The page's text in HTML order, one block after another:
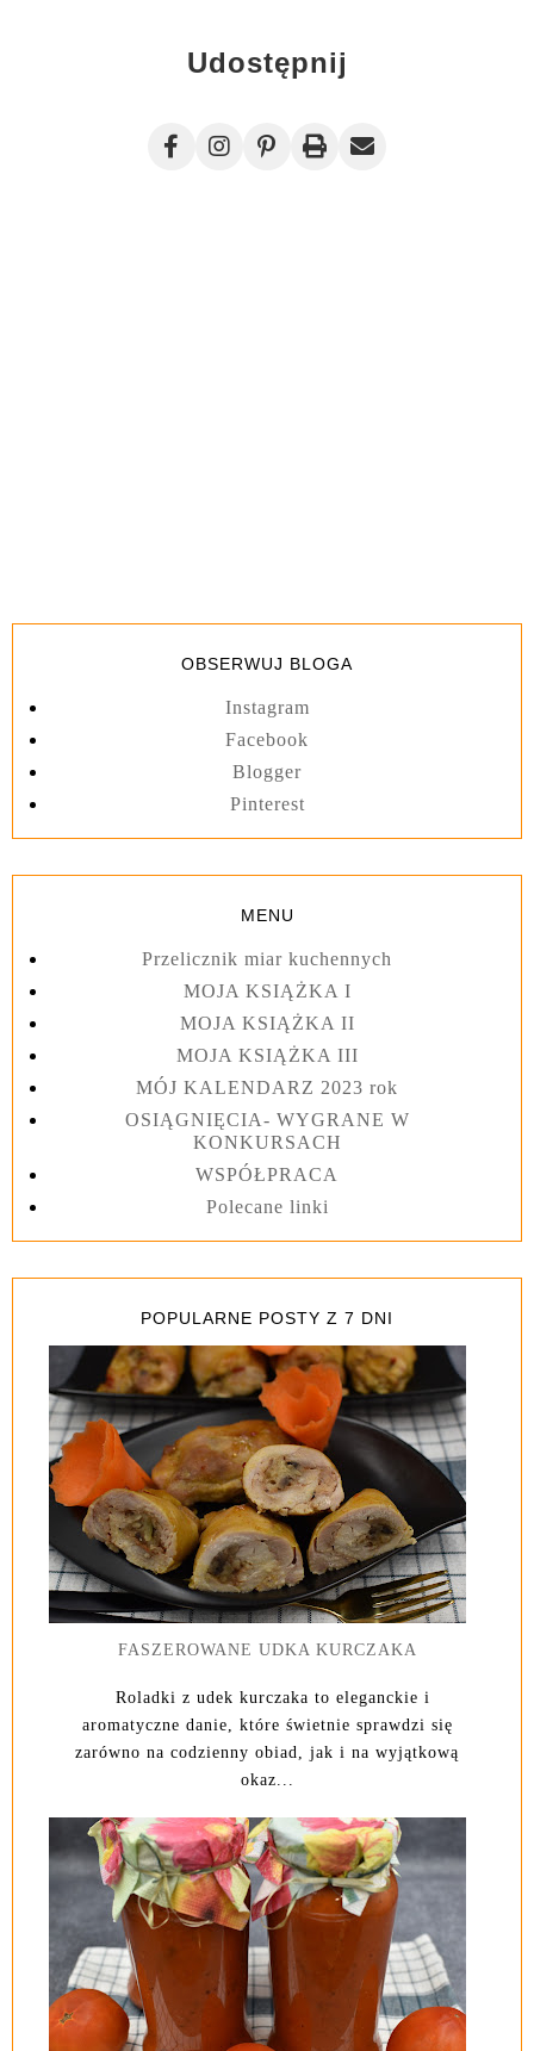
Udostępnij
OBSERWUJ BLOGA
Instagram
Facebook
Blogger
Pinterest
MENU
Przelicznik miar kuchennych
MOJA KSIĄŻKA I
MOJA KSIĄŻKA II
MOJA KSIĄŻKA III
MÓJ KALENDARZ 2023 rok
OSIĄGNIĘCIA- WYGRANE W
KONKURSACH
WSPÓŁPRACA
Polecane linki
POPULARNE POSTY Z 7 DNI
FASZEROWANE UDKA KURCZAKA
Roladki z udek kurczaka to eleganckie i
aromatyczne danie, które świetnie sprawdzi się
zarówno na codzienny obiad, jak i na wyjątkową
okaz...